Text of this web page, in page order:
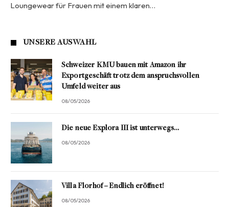
Loungewear für Frauen mit einem klaren…
UNSERE AUSWAHL
Schweizer KMU bauen mit Amazon ihr
Exportgeschäft trotz dem anspruchsvollen
Umfeld weiter aus
08/05/2026
Die neue Explora III ist unterwegs…
08/05/2026
Villa Florhof – Endlich eröffnet!
08/05/2026